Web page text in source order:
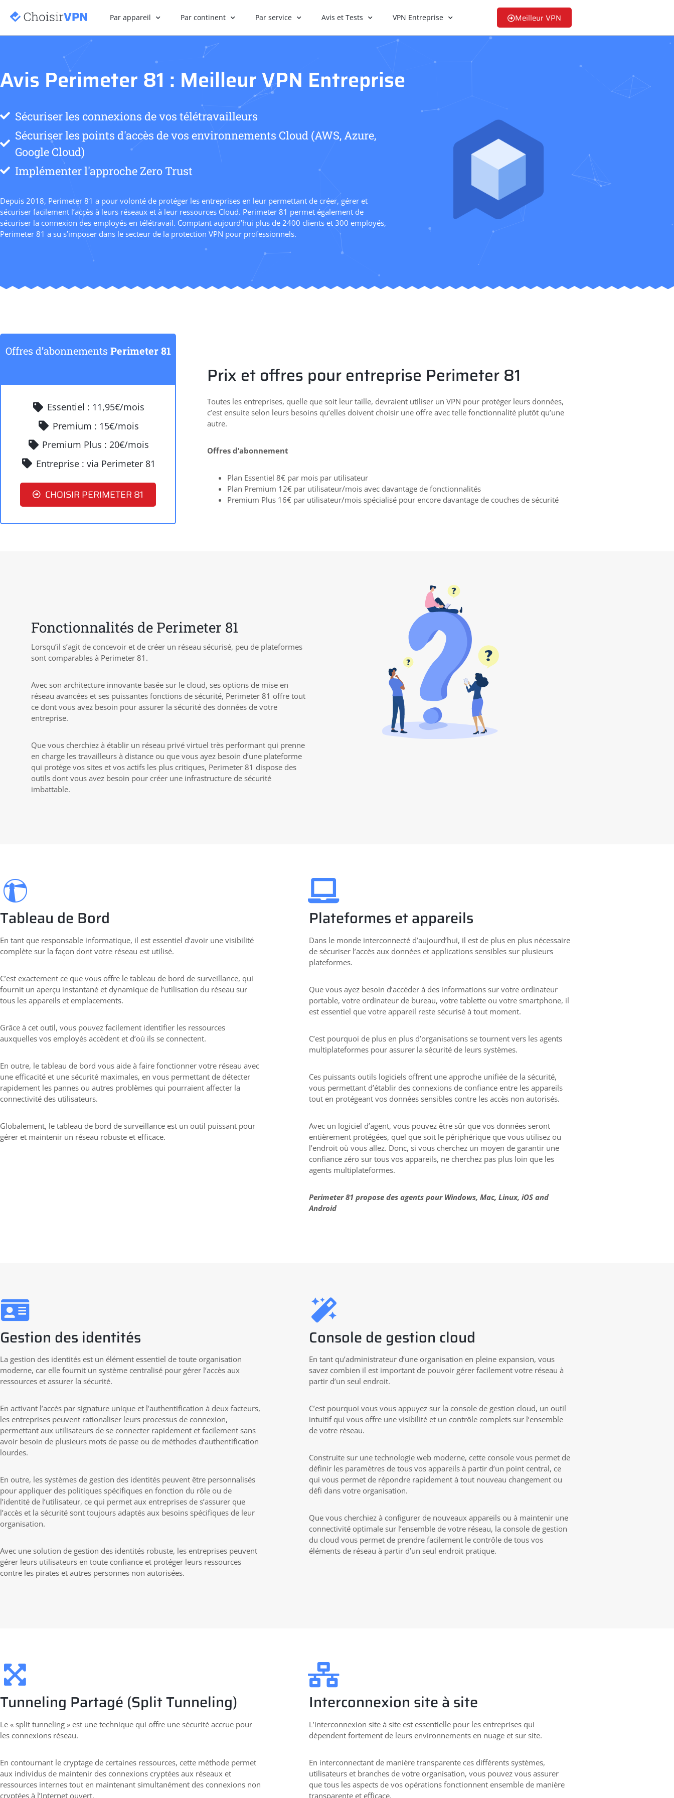
Par appareil Par continent Par service Avis et Tests VPN Entreprise Meilleur VPN
Avis Perimeter 81 : Meilleur VPN Entreprise
Sécuriser les connexions de vos télétravailleurs
Sécuriser les points d'accès de vos environnements Cloud (AWS, Azure,
Google Cloud)
Implémenter l'approche Zero Trust
Depuis 2018, Perimeter 81 a pour volonté de protéger les entreprises en leur permettant de créer, gérer et
sécuriser facilement l’accès à leurs réseaux et à leur ressources Cloud. Perimeter 81 permet également de
sécuriser la connexion des employés en télétravail. Comptant aujourd’hui plus de 2400 clients et 300 employés,
Perimeter 81 a su s’imposer dans le secteur de la protection VPN pour professionnels.
Offres d’abonnements Perimeter 81
Essentiel : 11,95€/mois
Premium : 15€/mois
Premium Plus : 20€/mois
Entreprise : via Perimeter 81
CHOISIR PERIMETER 81
Prix et offres pour entreprise Perimeter 81
Toutes les entreprises, quelle que soit leur taille, devraient utiliser un VPN pour protéger leurs données,
c’est ensuite selon leurs besoins qu’elles doivent choisir une offre avec telle fonctionnalité plutôt qu’une
autre.
Offres d’abonnement
Plan Essentiel 8€ par mois par utilisateur
Plan Premium 12€ par utilisateur/mois avec davantage de fonctionnalités
Premium Plus 16€ par utilisateur/mois spécialisé pour encore davantage de couches de sécurité
Fonctionnalités de Perimeter 81
Lorsqu’il s’agit de concevoir et de créer un réseau sécurisé, peu de plateformes
sont comparables à Perimeter 81.
Avec son architecture innovante basée sur le cloud, ses options de mise en
réseau avancées et ses puissantes fonctions de sécurité, Perimeter 81 offre tout
ce dont vous avez besoin pour assurer la sécurité des données de votre
entreprise.
Que vous cherchiez à établir un réseau privé virtuel très performant qui prenne
en charge les travailleurs à distance ou que vous ayez besoin d’une plateforme
qui protège vos sites et vos actifs les plus critiques, Perimeter 81 dispose des
outils dont vous avez besoin pour créer une infrastructure de sécurité
imbattable.
Tableau de Bord
En tant que responsable informatique, il est essentiel d’avoir une visibilité
complète sur la façon dont votre réseau est utilisé.
C’est exactement ce que vous offre le tableau de bord de surveillance, qui
fournit un aperçu instantané et dynamique de l’utilisation du réseau sur
tous les appareils et emplacements.
Grâce à cet outil, vous pouvez facilement identifier les ressources
auxquelles vos employés accèdent et d’où ils se connectent.
En outre, le tableau de bord vous aide à faire fonctionner votre réseau avec
une efficacité et une sécurité maximales, en vous permettant de détecter
rapidement les pannes ou autres problèmes qui pourraient affecter la
connectivité des utilisateurs.
Globalement, le tableau de bord de surveillance est un outil puissant pour
gérer et maintenir un réseau robuste et efficace.
Plateformes et appareils
Dans le monde interconnecté d’aujourd’hui, il est de plus en plus nécessaire
de sécuriser l’accès aux données et applications sensibles sur plusieurs
plateformes.
Que vous ayez besoin d’accéder à des informations sur votre ordinateur
portable, votre ordinateur de bureau, votre tablette ou votre smartphone, il
est essentiel que votre appareil reste sécurisé à tout moment.
C’est pourquoi de plus en plus d’organisations se tournent vers les agents
multiplateformes pour assurer la sécurité de leurs systèmes.
Ces puissants outils logiciels offrent une approche unifiée de la sécurité,
vous permettant d’établir des connexions de confiance entre les appareils
tout en protégeant vos données sensibles contre les accès non autorisés.
Avec un logiciel d’agent, vous pouvez être sûr que vos données seront
entièrement protégées, quel que soit le périphérique que vous utilisez ou
l’endroit où vous allez. Donc, si vous cherchez un moyen de garantir une
confiance zéro sur tous vos appareils, ne cherchez pas plus loin que les
agents multiplateformes.
Perimeter 81 propose des agents pour Windows, Mac, Linux, iOS and
Android
Gestion des identités
La gestion des identités est un élément essentiel de toute organisation
moderne, car elle fournit un système centralisé pour gérer l’accès aux
ressources et assurer la sécurité.
En activant l’accès par signature unique et l’authentification à deux facteurs,
les entreprises peuvent rationaliser leurs processus de connexion,
permettant aux utilisateurs de se connecter rapidement et facilement sans
avoir besoin de plusieurs mots de passe ou de méthodes d’authentification
lourdes.
En outre, les systèmes de gestion des identités peuvent être personnalisés
pour appliquer des politiques spécifiques en fonction du rôle ou de
l’identité de l’utilisateur, ce qui permet aux entreprises de s’assurer que
l’accès et la sécurité sont toujours adaptés aux besoins spécifiques de leur
organisation.
Avec une solution de gestion des identités robuste, les entreprises peuvent
gérer leurs utilisateurs en toute confiance et protéger leurs ressources
contre les pirates et autres personnes non autorisées.
Console de gestion cloud
En tant qu’administrateur d’une organisation en pleine expansion, vous
savez combien il est important de pouvoir gérer facilement votre réseau à
partir d’un seul endroit.
C’est pourquoi vous vous appuyez sur la console de gestion cloud, un outil
intuitif qui vous offre une visibilité et un contrôle complets sur l’ensemble
de votre réseau.
Construite sur une technologie web moderne, cette console vous permet de
définir les paramètres de tous vos appareils à partir d’un point central, ce
qui vous permet de répondre rapidement à tout nouveau changement ou
défi dans votre organisation.
Que vous cherchiez à configurer de nouveaux appareils ou à maintenir une
connectivité optimale sur l’ensemble de votre réseau, la console de gestion
du cloud vous permet de prendre facilement le contrôle de tous vos
éléments de réseau à partir d’un seul endroit pratique.
Tunneling Partagé (Split Tunneling)
Le « split tunneling » est une technique qui offre une sécurité accrue pour
les connexions réseau.
En contournant le cryptage de certaines ressources, cette méthode permet
aux individus de maintenir des connexions cryptées aux réseaux et
ressources internes tout en maintenant simultanément des connexions non
cryptées à l’Internet ouvert.
Interconnexion site à site
L’interconnexion site à site est essentielle pour les entreprises qui
dépendent fortement de leurs environnements en nuage et sur site.
En interconnectant de manière transparente ces différents systèmes,
utilisateurs et branches de votre organisation, vous pouvez vous assurer
que tous les aspects de vos opérations fonctionnent ensemble de manière
transparente et efficace.